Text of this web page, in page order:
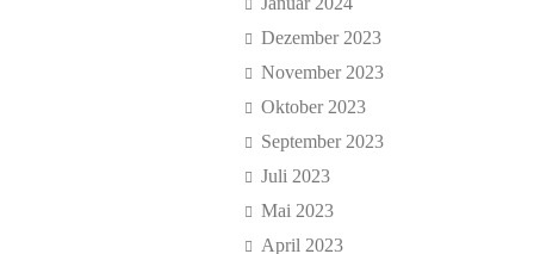
Dezember 2023
November 2023
Oktober 2023
September 2023
Juli 2023
Mai 2023
April 2023